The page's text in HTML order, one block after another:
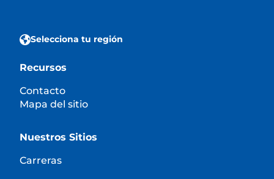
Selecciona tu región
Recursos
Contacto
Mapa del sitio
Nuestros Sitios
Carreras